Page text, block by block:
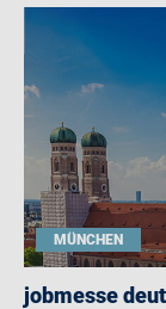
MÜNCHEN
jobmesse